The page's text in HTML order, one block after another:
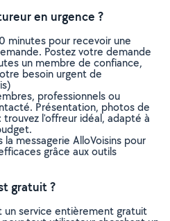
en urgence ?
minutes pour recevoir une
Postez votre demande
un membre de confiance,
besoin urgent de
professionnels ou
Présentation, photos de
l'offreur idéal, adapté à
messagerie AlloVoisins pour
grâce aux outils
gratuit ?
un service entièrement gratuit